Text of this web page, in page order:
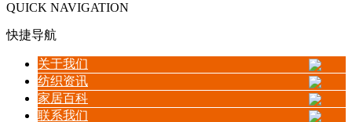
QUICK NAVIGATION
快捷导航
关于我们
纺织资讯
家居百科
联系我们